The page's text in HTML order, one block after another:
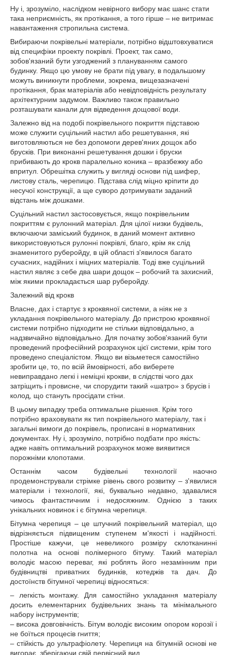
Ну і, зрозуміло, наслідком невірного вибору має шанс стати
така неприємність, як протікання, а того гірше – не витримає
навантаження стропильна система.
Вибираючи покрівельні матеріали, потрібно відштовхуватися
від специфіки проекту покрівлі. Проект, так само,
зобов'язаний бути узгоджений з плануванням самого
будинку. Якщо цю умову не брати під увагу, в подальшому
можуть виникнути проблеми, зокрема, вищезазначені
протікання, брак матеріалів або невідповідність результату
архітектурним задумом. Важливо також правильно
розташувати канали для відведення дощової води.
Залежно від на подобі покрівельного покриття підставою
може служити суцільний настил або решетування, які
виготовляються не без допомоги дерев'яних дощок або
брусків. При виконанні решетування дошки і бруски
прибивають до крокв паралельно коника – вразбежку або
впритул. Обрешітка служить у вигляді основи під шифер,
листову сталь, черепицю. Підстава слід міцно кріпити до
несучої конструкції, а ще суворо дотримувати заданий
відстань між дошками.
Суцільний настил застосовується, якщо покрівельним
покриттям є рулонний матеріал. Для цілої низки будівель,
включаючи заміський будинок, в даний момент активно
використовуються рулонні покрівлі, благо, крім як слід
знаменитого руберойду, в цій області з'явилося багато
сучасних, надійних і міцних матеріалів. Тоді вже суцільний
настил являє з себе два шари дощок – робочий та захисний,
між якими прокладається шар руберойду.
Залежний від крокв
Власне, дах і стартує з кроквяної системи, а ніяк не з
укладання покрівельного матеріалу. До пристрою кроквяної
системи потрібно підходити не стільки відповідально, а
надзвичайно відповідально. Для початку зобов'язаний бути
проведений професійний розрахунок цієї системи, крім того
проведено спеціалістом. Якщо ви візьметеся самостійно
зробити це, то, по всій ймовірності, або виберете
невиправдано легкі і неміцні крокви, в слідстві чого дах
затріщить і провисне, чи спорудити такий «шатро» з брусів і
колод, що стануть просідати стіни.
В цьому випадку треба оптимальне рішення. Крім того
потрібно враховувати як тип покрівельного матеріалу, так і
загальні вимоги до покрівель, прописані в нормативних
документах. Ну і, зрозуміло, потрібно подбати про якість:
адже навіть оптимальний розрахунок може виявитися
порожніми клопотами.
Останнім часом будівельні технології наочно
продемонстрували стрімке рівень свого розвитку – з'явилися
матеріали і технології, які, буквально недавно, здавалися
чимось фантастичним і недосяжним. Однією з таких
унікальних новинок і є бітумна черепиця.
Бітумна черепиця – це штучний покрівельний матеріал, що
відрізняється підвищеним ступенем м'якості і надійності.
Простіше кажучи, це невеликого розміру склотканинні
полотна на основі полімерного бітуму. Такий матеріал
володіє масою переваг, які роблять його незамінним при
будівництві приватних будинків, котеджів та дач. До
достоїнств бітумної черепиці відносяться:
– легкість монтажу. Для самостійно укладання матеріалу
досить елементарних будівельних знань та мінімального
набору інструментів;
– висока довговічність. Бітум володіє високим опором корозії і
не боїться процесів гниття;
– стійкість до ультрафіолету. Черепиця на бітумній основі не
вигорає, зберігаючи свій первісний вид